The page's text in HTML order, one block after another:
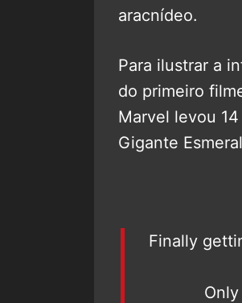
aracnídeo.
Para ilustrar a
do primeiro
Marvel levou
Gigante
Finally